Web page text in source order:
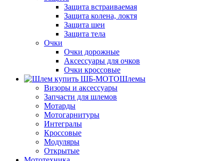
Защита встраиваемая
Защита колена, локтя
Защита шеи
Защита тела
Очки
Очки дорожные
Аксессуары для очков
Очки кроссовые
Шлемы
Визоры и аксессуары
Запчасти для шлемов
Мотарды
Мотогарнитуры
Интегралы
Кроссовые
Модуляры
Открытые